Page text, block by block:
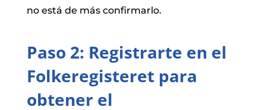
no está de más confirmarlo.
Paso 2: Registrarte en el
Folkeregisteret para
obtener el